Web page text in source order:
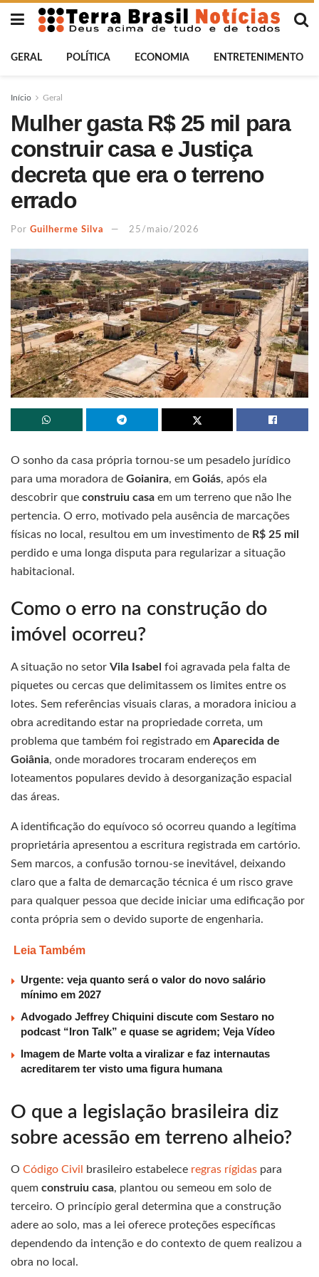
GERAL POLÍTICA ECONOMIA ENTRETENIMENTO
Início Geral
Mulher gasta R$ 25 mil para
construir casa e Justiça
decreta que era o terreno
errado
Por Guilherme Silva 25/maio/2026
O sonho da casa própria tornou-se um pesadelo jurídico
para uma moradora de Goianira, em Goiás, após ela
descobrir que construiu casa em um terreno que não lhe
pertencia. O erro, motivado pela ausência de marcações
físicas no local, resultou em um investimento de R$ 25 mil
perdido e uma longa disputa para regularizar a situação
habitacional.
Como o erro na construção do
imóvel ocorreu?
A situação no setor Vila Isabel foi agravada pela falta de
piquetes ou cercas que delimitassem os limites entre os
lotes. Sem referências visuais claras, a moradora iniciou a
obra acreditando estar na propriedade correta, um
problema que também foi registrado em Aparecida de
Goiânia, onde moradores trocaram endereços em
loteamentos populares devido à desorganização espacial
das áreas.
A identificação do equívoco só ocorreu quando a legítima
proprietária apresentou a escritura registrada em cartório.
Sem marcos, a confusão tornou-se inevitável, deixando
claro que a falta de demarcação técnica é um risco grave
para qualquer pessoa que decide iniciar uma edificação por
conta própria sem o devido suporte de engenharia.
Leia Também
Urgente: veja quanto será o valor do novo salário
mínimo em 2027
Advogado Jeffrey Chiquini discute com Sestaro no
podcast “Iron Talk” e quase se agridem; Veja Vídeo
Imagem de Marte volta a viralizar e faz internautas
acreditarem ter visto uma figura humana
O que a legislação brasileira diz
sobre acessão em terreno alheio?
O Código Civil brasileiro estabelece regras rígidas para
quem construiu casa, plantou ou semeou em solo de
terceiro. O princípio geral determina que a construção
adere ao solo, mas a lei oferece proteções específicas
dependendo da intenção e do contexto de quem realizou a
obra no local.